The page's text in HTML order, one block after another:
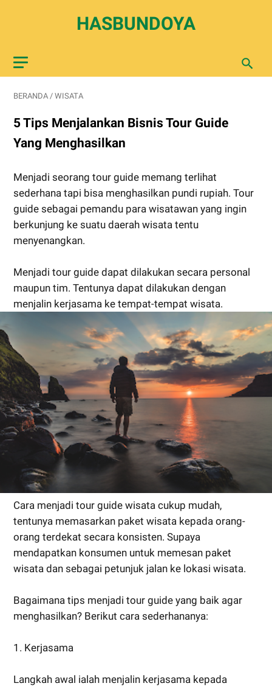
HASBUNDOYA
BERANDA / WISATA
5 Tips Menjalankan Bisnis Tour Guide
Yang Menghasilkan
Menjadi seorang tour guide memang terlihat
sederhana tapi bisa menghasilkan pundi rupiah. Tour
guide sebagai pemandu para wisatawan yang ingin
berkunjung ke suatu daerah wisata tentu
menyenangkan.
Menjadi tour guide dapat dilakukan secara personal
maupun tim. Tentunya dapat dilakukan dengan
menjalin kerjasama ke tempat-tempat wisata.
Cara menjadi tour guide wisata cukup mudah,
tentunya memasarkan paket wisata kepada orang-
orang terdekat secara konsisten. Supaya
mendapatkan konsumen untuk memesan paket
wisata dan sebagai petunjuk jalan ke lokasi wisata.
Bagaimana tips menjadi tour guide yang baik agar
menghasilkan? Berikut cara sederhananya:
1. Kerjasama
Langkah awal ialah menjalin kerjasama kepada